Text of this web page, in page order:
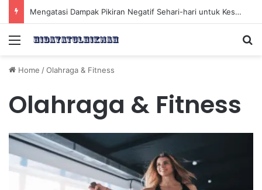
Mengatasi Dampak Pikiran Negatif Sehari-hari untuk Kesehatan Mental yang Lebih Baik
Menu
Home /Olahraga & Fitness
Olahraga & Fitness